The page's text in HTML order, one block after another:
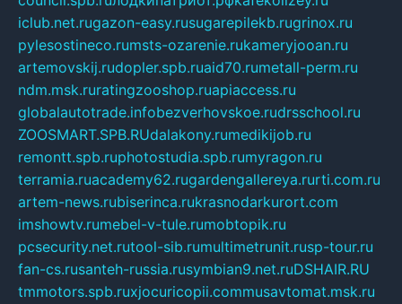
iclub.net.rugazon-easy.rusugarepilekb.rugrinox.ru
pylesostineco.rumsts-ozarenie.rukameryjooan.ru
artemovskij.rudopler.spb.ruaid70.rumetall-perm.ru
ndm.msk.ruratingzooshop.ruapiaccess.ru
globalautotrade.infobezverhovskoe.rudrsschool.ru
ZOOSMART.SPB.RUdalakony.rumedikijob.ru
remontt.spb.ruphotostudia.spb.rumyragon.ru
terramia.ruacademy62.rugardengallereya.rurti.com.ru
artem-news.rubiserinca.rukrasnodarkurort.com
imshowtv.rumebel-v-tule.rumobtopik.ru
pcsecurity.net.rutool-sib.rumultimetrunit.rusp-tour.ru
fan-cs.rusanteh-russia.rusymbian9.net.ruDSHAIR.RU
tmmotors.spb.ruxjocuricopii.commusavtomat.msk.ru